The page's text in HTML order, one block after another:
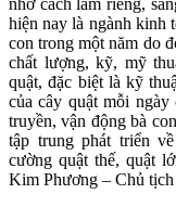
nhờ cách làm riêng,
hiện nay là ngành kinh
con trong một năm do
chất lượng, kỹ, mỹ
quật, đặc biệt là kỹ
của cây quật mỗi
truyền, vận động bà
tập trung phát triển
cường quật thế, quật
Kim Phương – Chủ